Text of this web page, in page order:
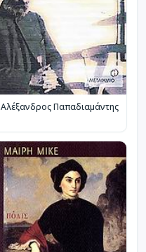
Αλέξανδρος Παπαδιαμάντης